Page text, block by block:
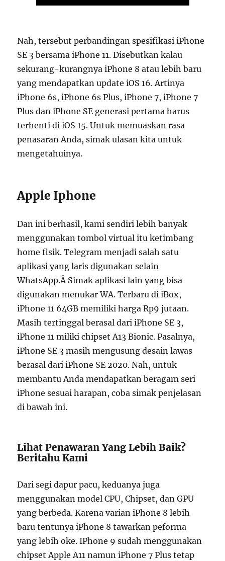
Nah, tersebut perbandingan spesifikasi iPhone
SE 3 bersama iPhone 11. Disebutkan kalau
sekurang-kurangnya iPhone 8 atau lebih baru
yang mendapatkan update iOS 16. Artinya
iPhone 6s, iPhone 6s Plus, iPhone 7, iPhone 7
Plus dan iPhone SE generasi pertama harus
terhenti di iOS 15. Untuk memuaskan rasa
penasaran Anda, simak ulasan kita untuk
mengetahuinya.
Apple Iphone
Dan ini berhasil, kami sendiri lebih banyak
menggunakan tombol virtual itu ketimbang
home fisik. Telegram menjadi salah satu
aplikasi yang laris digunakan selain
WhatsApp.Â Simak aplikasi lain yang bisa
digunakan menukar WA. Terbaru di iBox,
iPhone 11 64GB memiliki harga Rp9 jutaan.
Masih tertinggal berasal dari iPhone SE 3,
iPhone 11 miliki chipset A13 Bionic. Pasalnya,
iPhone SE 3 masih mengusung desain lawas
berasal dari iPhone SE 2020. Nah, untuk
membantu Anda mendapatkan beragam seri
iPhone sesuai harapan, coba simak penjelasan
di bawah ini.
Lihat Penawaran Yang Lebih Baik?
Beritahu Kami
Dari segi dapur pacu, keduanya juga
menggunakan model CPU, Chipset, dan GPU
yang berbeda. Karena varian iPhone 8 lebih
baru tentunya iPhone 8 tawarkan peforma
yang lebih oke. IPhone 9 sudah menggunakan
chipset Apple A11 namun iPhone 7 Plus tetap